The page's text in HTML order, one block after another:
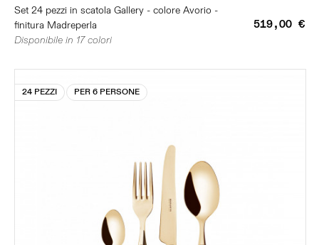
Set 24 pezzi in scatola Gallery - colore Avorio -
finitura Madreperla
519,00 €
Disponibile in 17 colori
24 PEZZI PER 6 PERSONE